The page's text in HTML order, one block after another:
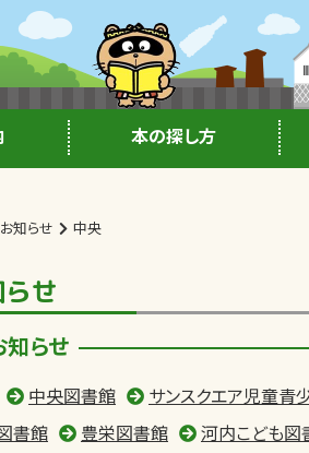
本の探し方
お知らせ 中央
せ
らせ
中央図書館 サンスクエア児童青
書館
豊栄図書館 河内こども図